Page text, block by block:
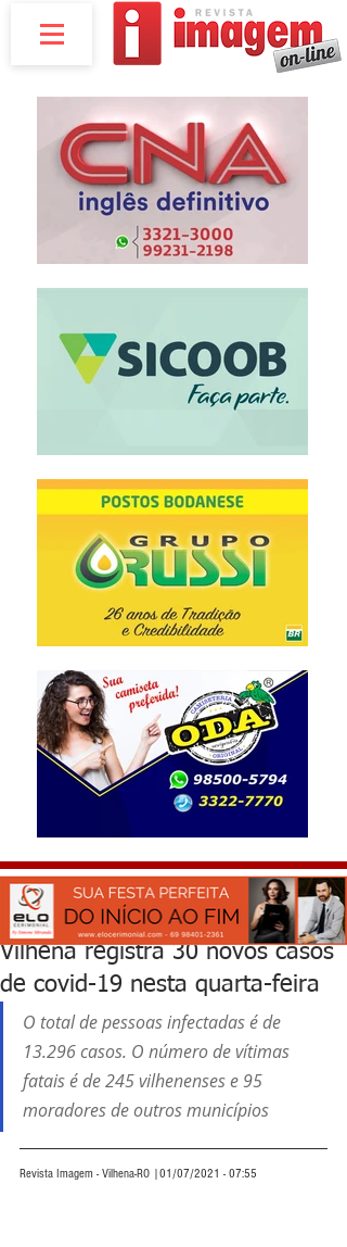
Vilhena registra 30 novos casos
de covid-19 nesta quarta-feira
O total de pessoas infectadas é de
13.296 casos. O número de vítimas
fatais é de 245 vilhenenses e 95
moradores de outros municípios
Revista Imagem - Vilhena-RO |01/07/2021 - 07:55